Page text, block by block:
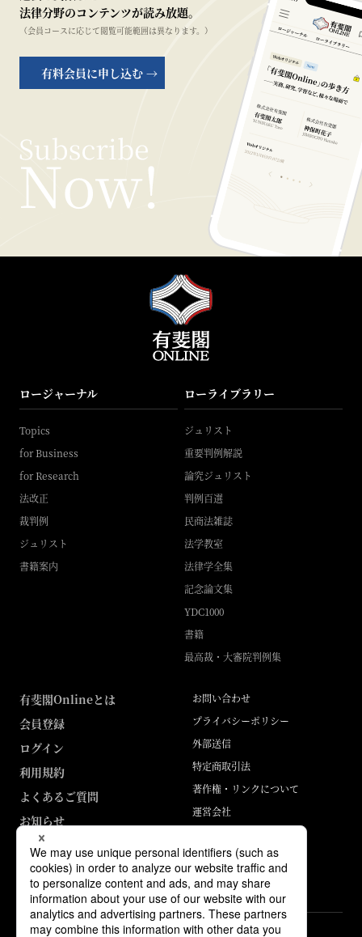
法律分野のコンテンツが読み放題。
（会員コースに応じて閲覧可能範囲は異なります。）
有料会員に申し込む →
ロージャーナル
Topics
for Business
for Research
法改正
裁判例
ジュリスト
書籍案内
ローライブラリー
ジュリスト
重要判例解説
論究ジュリスト
判例百選
民商法雑誌
法学教室
法律学全集
記念論文集
YDC1000
書籍
最高裁・大審院判例集
有斐閣Onlineとは
会員登録
ログイン
利用規約
よくあるご質問
お知らせ
お問い合わせ
プライバシーポリシー
外部送信
特定商取引法
著作権・リンクについて
運営会社